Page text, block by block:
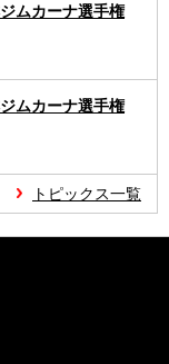
ムカーナ選手権
ムカーナ選手権
トピックス一覧